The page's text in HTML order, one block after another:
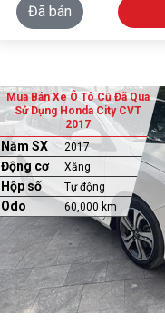
Đã bán
Mua Bán Xe Ô Tô Cũ Đã Qua
Sử Dụng Honda City CVT
2017
Năm SX 2017
Động cơ Xăng
Hộp số Tự động
Odo 60,000 km